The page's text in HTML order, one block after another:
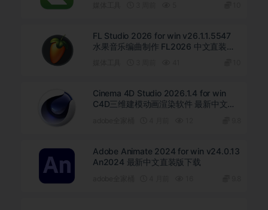
FL Studio 2026 for win v26.1.1.5547
水果音乐编曲制作 FL2026 中文直装版
Cinema 4D Studio 2026.1.4 for win
C4D三维建模动画渲染软件 最新中文直
Adobe Animate 2024 for win v24.0.13
An2024 最新中文直装版下载